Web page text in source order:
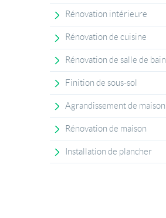
Rénovation intérieure
Rénovation de cuisine
Rénovation de salle de bain
Finition de sous-sol
Agrandissement de maison
Rénovation de maison
Installation de plancher